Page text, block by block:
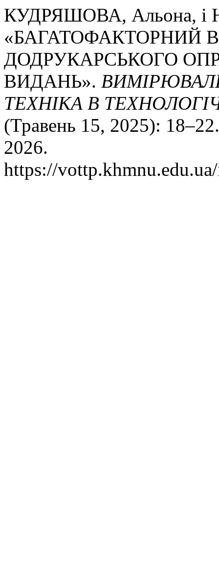
КУДРЯШОВА, Альона, і
«БАГАТОФАКТОРНИЙ
ДОДРУКАРСЬКОГО
ВИДАНЬ».
ТЕХНІКА В
(Травень 15, 2025):
2026.
https://